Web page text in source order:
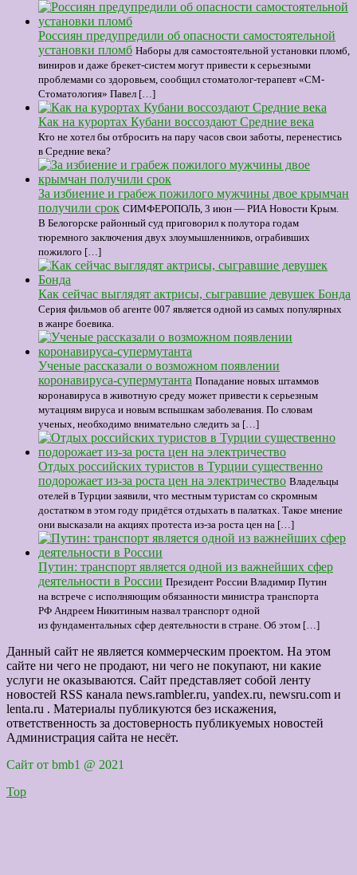
Россиян предупредили об опасности самостоятельной
установки пломб Наборы для самостоятельной установки пломб,
виниров и даже брекет-систем могут привести к серьезными
проблемами со здоровьем, сообщил стоматолог-терапевт «СМ-
Стоматология» Павел […]
Как на курортах Кубани воссоздают Средние века
Кто не хотел бы отбросить на пару часов свои заботы, перенестись
в Средние века?
За избиение и грабеж пожилого мужчины двое крымчан
получили срок СИМФЕРОПОЛЬ, 3 июн — РИА Новости Крым.
В Белогорске районный суд приговорил к полутора годам
тюремного заключения двух злоумышленников, ограбивших
пожилого […]
Как сейчас выглядят актрисы, сыгравшие девушек Бонда
Серия фильмов об агенте 007 является одной из самых популярных
в жанре боевика.
Ученые рассказали о возможном появлении
коронавируса-супермутанта Попадание новых штаммов
коронавируса в животную среду может привести к серьезным
мутациям вируса и новым вспышкам заболевания. По словам
ученых, необходимо внимательно следить за […]
Отдых российских туристов в Турции существенно
подорожает из-за роста цен на электричество Владельцы
отелей в Турции заявили, что местным туристам со скромным
достатком в этом году придётся отдыхать в палатках. Такое мнение
они высказали на акциях протеста из-за роста цен на […]
Путин: транспорт является одной из важнейших сфер
деятельности в России Президент России Владимир Путин
на встрече с исполняющим обязанности министра транспорта
РФ Андреем Никитиным назвал транспорт одной
из фундаментальных сфер деятельности в стране. Об этом […]
Данный сайт не является коммерческим проектом. На этом
сайте ни чего не продают, ни чего не покупают, ни какие
услуги не оказываются. Сайт представляет собой ленту
новостей RSS канала news.rambler.ru, yandex.ru, newsru.com и
lenta.ru . Материалы публикуются без искажения,
ответственность за достоверность публикуемых новостей
Администрация сайта не несёт.
Сайт от bmb1 @ 2021
Top